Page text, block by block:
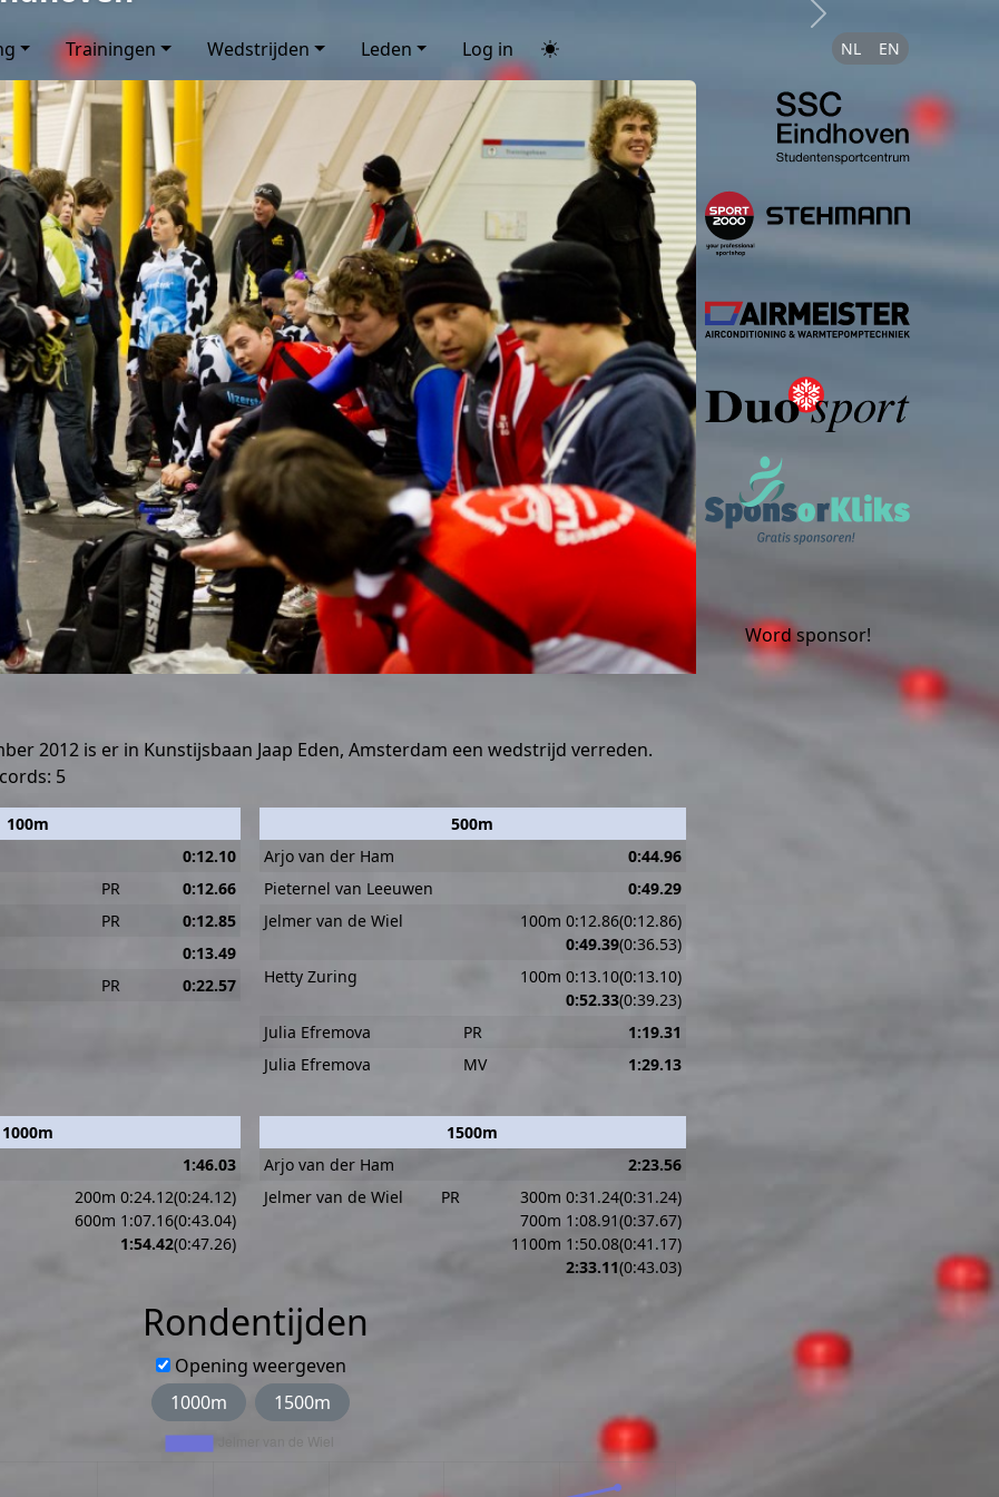
Next
Trainingen Wedstrijden Leden Log in NL EN
2012 is er in Kunstijsbaan Jaap Eden, Amsterdam een wedstrijd verreden.
5
100m
0:12.10
PR
0:12.66
PR
0:12.85
0:13.49
PR 0:22.57
500m
Arjo van der Ham
0:44.96
Pieternel van Leeuwen
0:49.29
Jelmer van de Wiel
100m 0:12.86(0:12.86)
0:49.39(0:36.53)
Hetty Zuring
100m 0:13.10(0:13.10)
0:52.33(0:39.23)
Julia Efremova
PR
1:19.31
Julia Efremova
MV 1:29.13
1000m
1:46.03
200m 0:24.12(0:24.12)
600m 1:07.16(0:43.04)
1:54.42(0:47.26)
1500m
Arjo van der Ham
2:23.56
Jelmer van de Wiel
PR
300m 0:31.24(0:31.24)
700m 1:08.91(0:37.67)
1100m 1:50.08(0:41.17)
2:33.11(0:43.03)
Rondentijden
Opening weergeven
1000m
1500m
Word sponsor!